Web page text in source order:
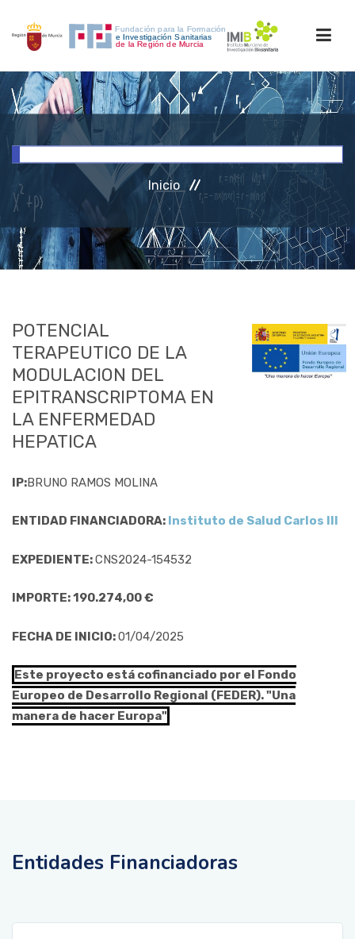
INICIO
INVESTIGACIÓN
RRHH
ACCESO PERSONAL
Inicio
POTENCIAL
TERAPEUTICO DE LA
MODULACION DEL
EPITRANSCRIPTOMA EN
LA ENFERMEDAD
HEPATICA
IP:BRUNO RAMOS MOLINA
ENTIDAD FINANCIADORA: Instituto de Salud Carlos III
EXPEDIENTE:CNS2024-154532
IMPORTE: 190.274,00 €
FECHA DE INICIO:01/04/2025
Este proyecto está cofinanciado por el Fondo
Europeo de Desarrollo Regional (FEDER). "Una
manera de hacer Europa"
Entidades Financiadoras